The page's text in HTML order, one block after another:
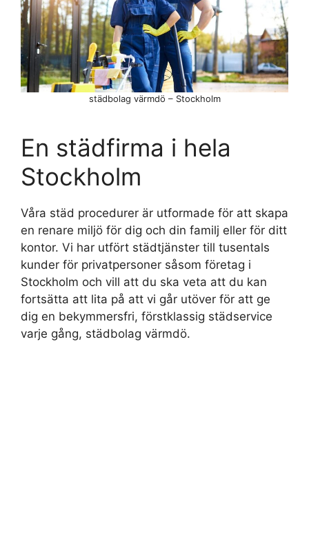
En städfirma i hela
Stockholm
Våra städ procedurer är utformade för att skapa
en renare miljö för dig och din familj eller för ditt
kontor. Vi har utfört städtjänster till tusentals
kunder för privatpersoner såsom företag i
Stockholm och vill att du ska veta att du kan
fortsätta att lita på att vi går utöver för att ge
dig en bekymmersfri, förstklassig städservice
varje gång, städbolag värmdö.
städbolag värmdö – Stockholm